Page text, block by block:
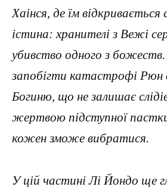
Хаінся, де їм
істина: хранителі з Вежі
убивство одного з
запобігти катастрофі Рюн
Богиню, що не залишає
жертвою підступної
кожен зможе вибратися.
У цій частині Лі Йондо ще